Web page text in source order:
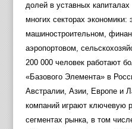
долей в уставных
многих секторах экономики:
машиностроительном,
аэропортовом,
200 000 человек работают
«Базового Элемента» в
Австралии, Азии, Европе и
компаний играют ключевую
сегментах рынка, в том